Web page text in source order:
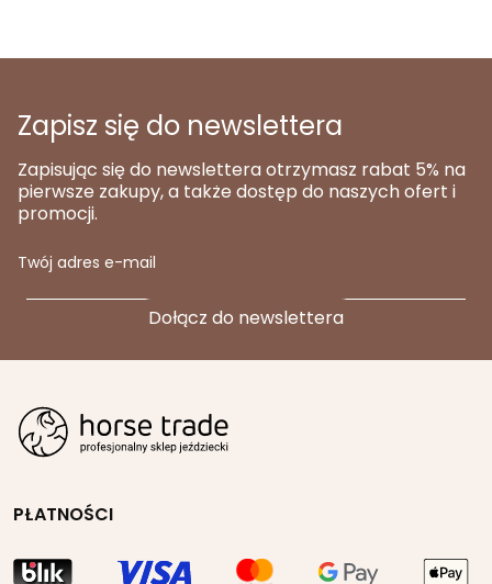
Zapisz się do newslettera
Zapisując się do newslettera otrzymasz rabat 5% na
pierwsze zakupy, a także dostęp do naszych ofert i
promocji.
Twój adres e-mail
PŁATNOŚCI